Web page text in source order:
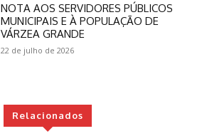
NOTA AOS SERVIDORES PÚBLICOS
MUNICIPAIS E À POPULAÇÃO DE
VÁRZEA GRANDE
22 de julho de 2026
Relacionados